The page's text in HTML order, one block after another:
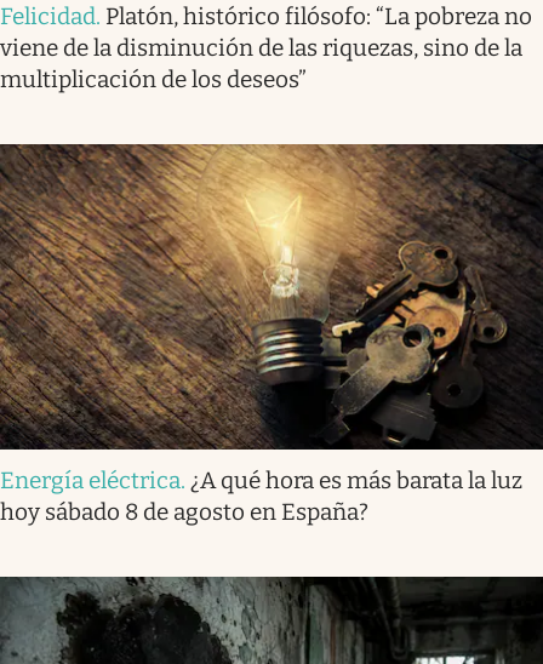
Felicidad. Platón, histórico filósofo: “La pobreza no
viene de la disminución de las riquezas, sino de la
multiplicación de los deseos”
Energía eléctrica. ¿A qué hora es más barata la luz
hoy sábado 8 de agosto en España?